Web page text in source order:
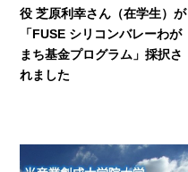
役 芝原利幸さん（在学生）が
「FUSE シリコンバレーわが
まち基金プログラム」採択さ
れました